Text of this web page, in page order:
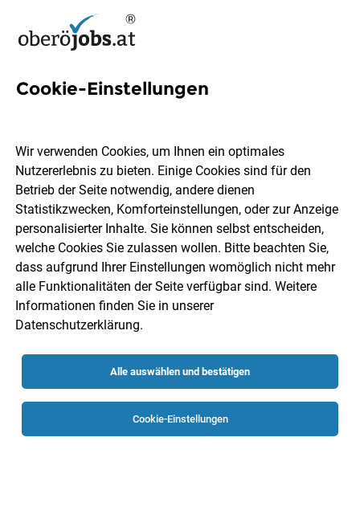
Fachärztin/arzt
Medizin und Pneumologie
Oberösterreichische Gesundheitsholding GmbH
Steyr Vollzeit Teilzeit 31.07.2026
Cookie-Einstellungen
Wir verwenden Cookies, um Ihnen ein optimales
Nutzererlebnis zu bieten. Einige Cookies sind für den
Betrieb der Seite notwendig, andere dienen
Statistikzwecken, Komforteinstellungen, oder zur Anzeige
personalisierter Inhalte. Sie können selbst entscheiden,
welche Cookies Sie zulassen wollen. Bitte beachten Sie,
dass aufgrund Ihrer Einstellungen womöglich nicht mehr
alle Funktionalitäten der Seite verfügbar sind. Weitere
Informationen finden Sie in unserer
Datenschutzerklärung.
Alle auswählen und bestätigen
Cookie-Einstellungen